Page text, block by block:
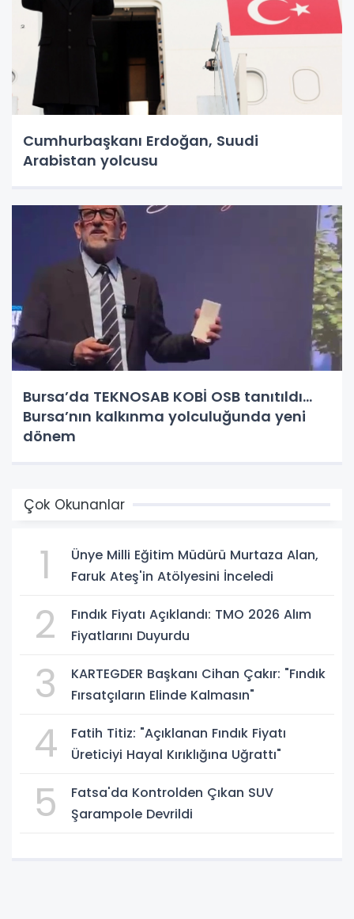
Cumhurbaşkanı Erdoğan, Suudi
Arabistan yolcusu
Bursa’da TEKNOSAB KOBİ OSB tanıtıldı...
Bursa’nın kalkınma yolculuğunda yeni
dönem
Çok Okunanlar
1
Ünye Milli Eğitim Müdürü Murtaza Alan,
Faruk Ateş'in Atölyesini İnceledi
2
Fındık Fiyatı Açıklandı: TMO 2026 Alım
Fiyatlarını Duyurdu
3
KARTEGDER Başkanı Cihan Çakır: "Fındık
Fırsatçıların Elinde Kalmasın"
4
Fatih Titiz: "Açıklanan Fındık Fiyatı
Üreticiyi Hayal Kırıklığına Uğrattı"
5
Fatsa'da Kontrolden Çıkan SUV
Şarampole Devrildi